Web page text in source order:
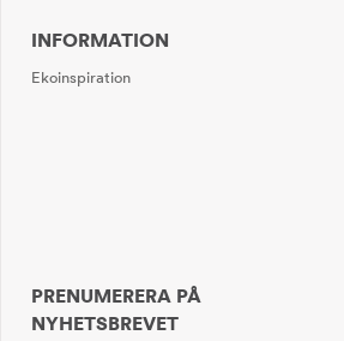
INFORMATION
Ekoinspiration
PRENUMERERA PÅ
NYHETSBREVET